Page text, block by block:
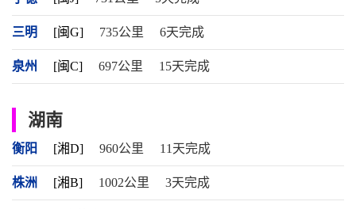
三明 [闽G] 735公里 6天完成
泉州 [闽C] 697公里 15天完成
湖南
衡阳 [湘D] 960公里 11天完成
株洲 [湘B] 1002公里 3天完成